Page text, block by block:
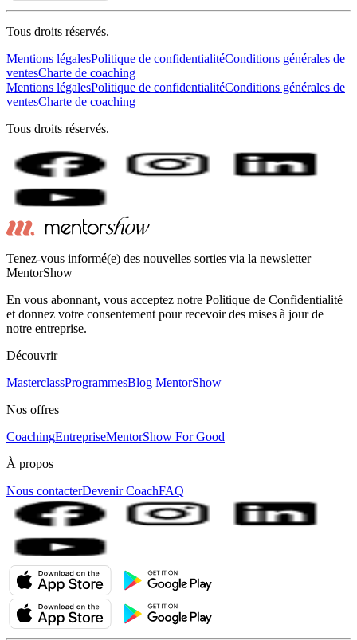
Tous droits réservés.
Mentions légalesPolitique de confidentialitéConditions générales de
ventesCharte de coaching
Mentions légalesPolitique de confidentialitéConditions générales de
ventesCharte de coaching
Tous droits réservés.
Tenez-vous informé(e) des nouvelles sorties via la newsletter
MentorShow
En vous abonnant, vous acceptez notre Politique de Confidentialité
et donnez votre consentement pour recevoir des mises à jour de
notre entreprise.
Découvrir
MasterclassProgrammesBlog MentorShow
Nos offres
CoachingEntrepriseMentorShow For Good
À propos
Nous contacterDevenir CoachFAQ